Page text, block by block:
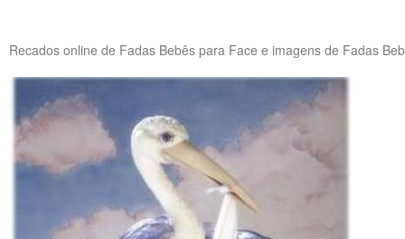
Recados online de Fadas Bebês para Face e imagens de Fadas